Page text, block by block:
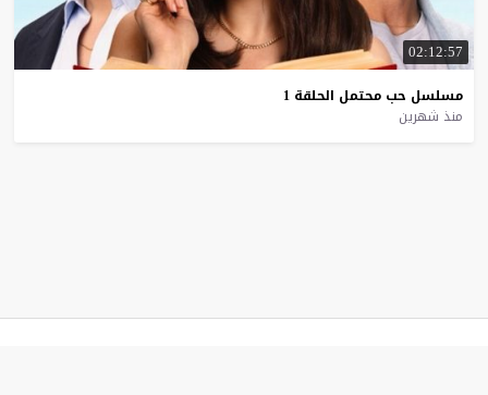
02:12:57
مسلسل حب محتمل الحلقة 1
منذ شهرين